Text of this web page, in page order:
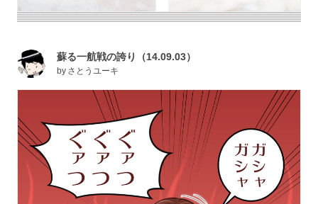
蘇る一航戦の誇り（14.09.03）
by さとうユーキ